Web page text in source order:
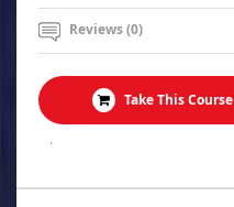
Reviews (0)
Take This Course
.